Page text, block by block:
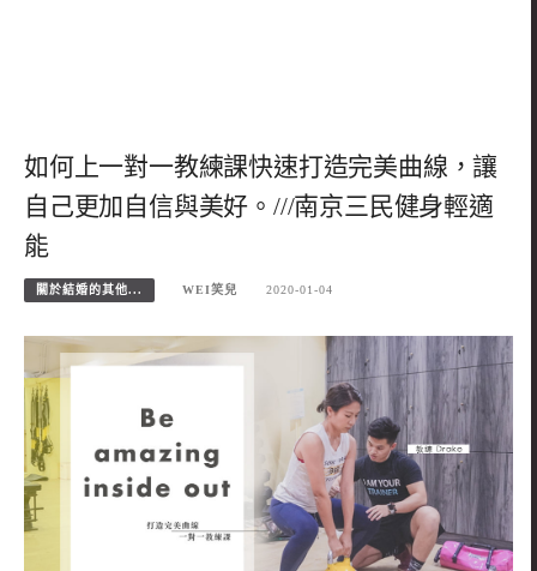
如何上一對一教練課快速打造完美曲線，讓
自己更加自信與美好。///南京三民健身輕適
能
關於結婚的其他... WEI笑兒 2020-01-04